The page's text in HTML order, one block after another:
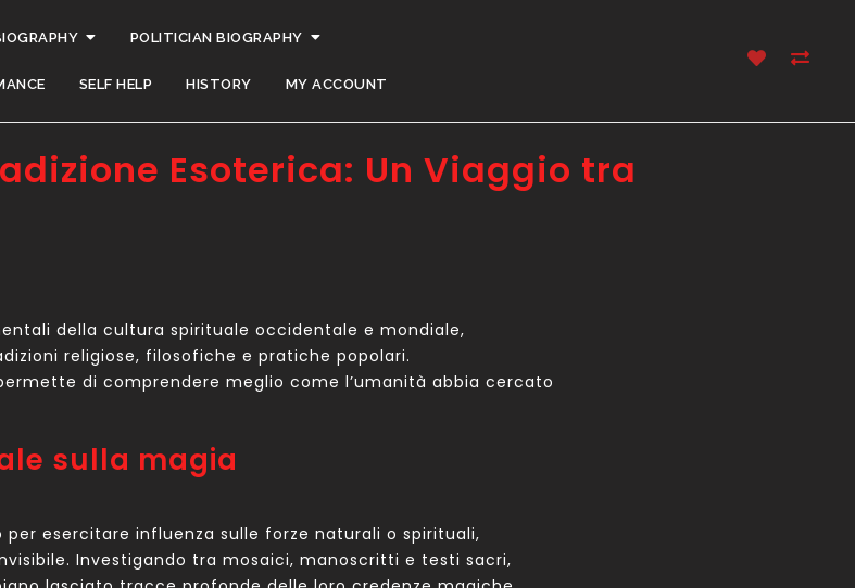
POLITICIAN BIOGRAPHY
SELF HELP HISTORY MY ACCOUNT
Esoterica: Un Viaggio tra
della cultura spirituale occidentale e mondiale,
religiose, filosofiche e pratiche popolari.
di comprendere meglio come l’umanità abbia cercato
sulla magia
esercitare influenza sulle forze naturali o spirituali,
Investigando tra mosaici, manoscritti e testi sacri,